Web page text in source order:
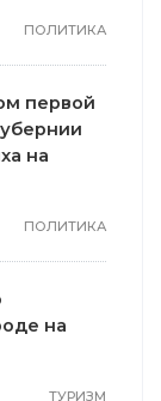
ПОЛИТИКА
первой
на
ПОЛИТИКА
на
ТУРИЗМ